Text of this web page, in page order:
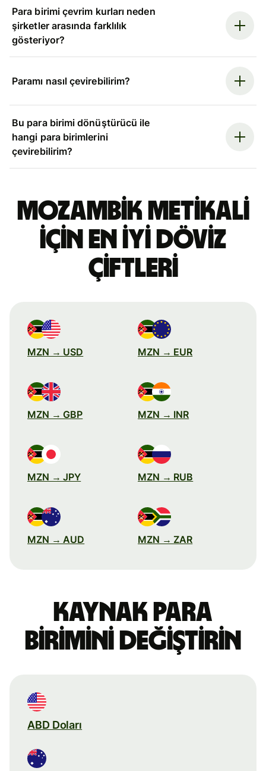
Para birimi çevrim kurları neden
şirketler arasında farklılık
gösteriyor?
Paramı nasıl çevirebilirim?
Bu para birimi dönüştürücü ile
hangi para birimlerini
çevirebilirim?
Mozambik metikali
için en iyi döviz
çiftleri
MZN → USD MZN → EUR
MZN → GBP MZN → INR
MZN → JPY MZN → RUB
MZN → AUD MZN → ZAR
Kaynak para
birimini değiştirin
ABD Doları